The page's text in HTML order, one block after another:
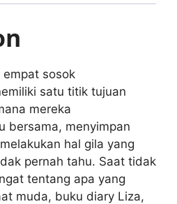
empat sosok
satu titik tujuan
mereka
bersama, menyimpan
hal gila yang
pernah tahu. Saat tidak
tentang apa yang
muda, buku diary Liza,